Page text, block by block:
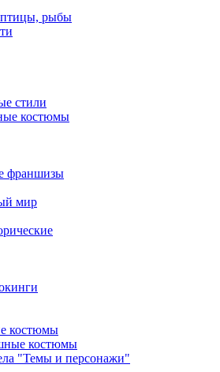
рыбы
стили
костюмы
франшизы
мир
костюмы
костюмы
"Темы и персонажи"